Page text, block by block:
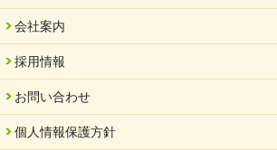
会社案内
採用情報
お問い合わせ
個人情報保護方針